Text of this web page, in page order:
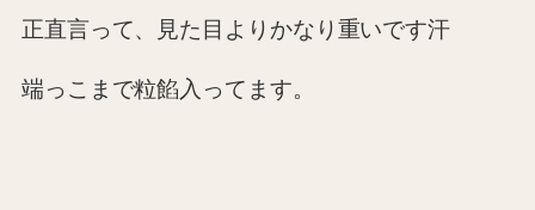
正直言って、見た目よりかなり重いです汗
端っこまで粒餡入ってます。